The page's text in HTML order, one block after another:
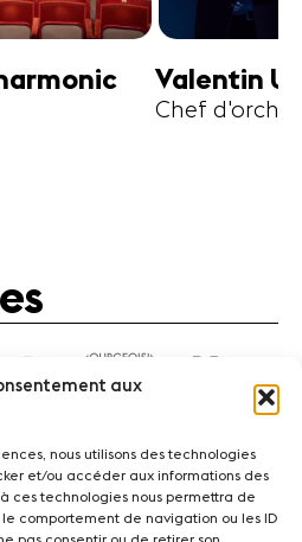
aux
nous utilisons des technologies
et/ou accéder aux informations des
ces technologies nous permettra de
comportement de navigation ou les ID
Uryupin Amihai
Alto
Bénévoles Médiation